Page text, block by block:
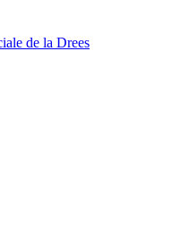
de la Drees